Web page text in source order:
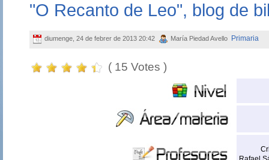
"O Recanto de Leo", blog de
diumenge, 24 de febrer de 2013 20:42 María Piedad Avello Primaria
( 15 Votes )